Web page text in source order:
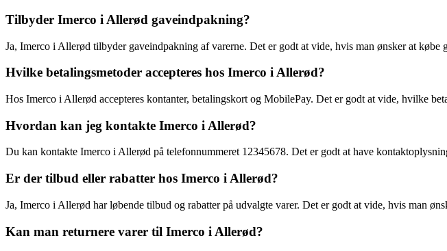
Tilbyder Imerco i Allerød gaveindpakning?
Ja, Imerco i Allerød tilbyder gaveindpakning af varerne. Det er godt at vide, hvis man ønsker at købe
Hvilke betalingsmetoder accepteres hos Imerco i Allerød?
Hos Imerco i Allerød accepteres kontanter, betalingskort og MobilePay. Det er godt at vide, hvilke
Hvordan kan jeg kontakte Imerco i Allerød?
Du kan kontakte Imerco i Allerød på telefonnummeret 12345678. Det er godt at have
Er der tilbud eller rabatter hos Imerco i Allerød?
Ja, Imerco i Allerød har løbende tilbud og rabatter på udvalgte varer. Det er godt at vide, hvis man
Kan man returnere varer til Imerco i Allerød?